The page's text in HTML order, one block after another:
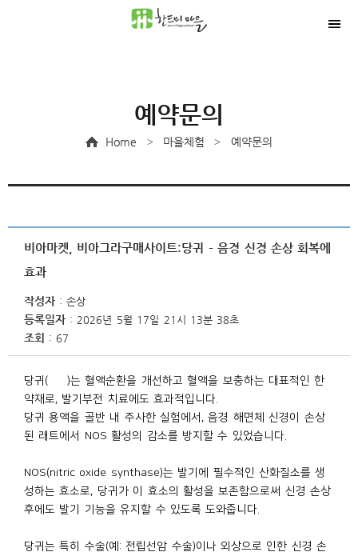
예약문의
Home > 마을체험 > 예약문의
비아마켓, 비아그라구매사이트:당귀 – 음경 신경 손상 회복에
효과
작성자 손상
등록일자 2026년 5월 17일 21시 13분 38초
조회 67
당귀(當歸)는 혈액순환을 개선하고 혈액을 보충하는 대표적인 한
약재로, 발기부전 치료에도 효과적입니다.
당귀 용액을 골반 내 주사한 실험에서, 음경 해면체 신경이 손상
된 래트에서 NOS 활성의 감소를 방지할 수 있었습니다.
NOS(nitric oxide synthase)는 발기에 필수적인 산화질소를 생
성하는 효소로, 당귀가 이 효소의 활성을 보존함으로써 신경 손상
후에도 발기 기능을 유지할 수 있도록 도와줍니다.
당귀는 특히 수술(예: 전립선암 수술)이나 외상으로 인한 신경 손